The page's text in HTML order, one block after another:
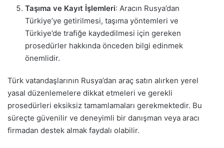
Taşıma ve Kayıt İşlemleri: Aracın Rusya’dan
Türkiye’ye getirilmesi, taşıma yöntemleri ve
Türkiye’de trafiğe kaydedilmesi için gereken
prosedürler hakkında önceden bilgi edinmek
önemlidir.
Türk vatandaşlarının Rusya’dan araç satın alırken yerel
yasal düzenlemelere dikkat etmeleri ve gerekli
prosedürleri eksiksiz tamamlamaları gerekmektedir. Bu
süreçte güvenilir ve deneyimli bir danışman veya aracı
firmadan destek almak faydalı olabilir.